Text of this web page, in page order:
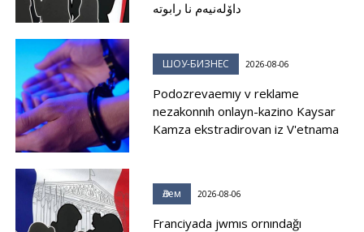
داۆلەنيەم نا رابوتە
ШОУ-БИЗНЕС 2026-08-06
Podozrevaemıy v reklame
nezakonnıh onlayn-kazino Kaysar
Kamza ekstradirovan iz V'etnama
Әлем 2026-08-06
Franciyada jwmıs ornındağı